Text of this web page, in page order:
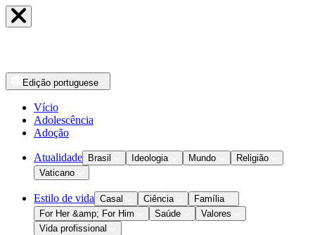
Edição portuguese
Vício
Adolescência
Adoção
Atualidade Brasil Ideologia Mundo
Religião
Vaticano
Estilo de vida Casal Ciência
Família
For Her &amp; For Him
Saúde
Valores
Vida profissional